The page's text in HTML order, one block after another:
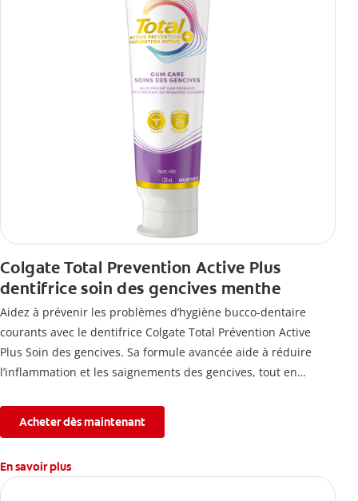
Colgate Total Prevention Active Plus
dentifrice soin des gencives menthe
Aidez à prévenir les problèmes d’hygiène bucco-dentaire
courants avec le dentifrice Colgate Total Prévention Active
Plus Soin des gencives. Sa formule avancée aide à réduire
l’inflammation et les saignements des gencives, tout en
l’érosion de l’émail.
Acheter dès maintenant
En savoir plus